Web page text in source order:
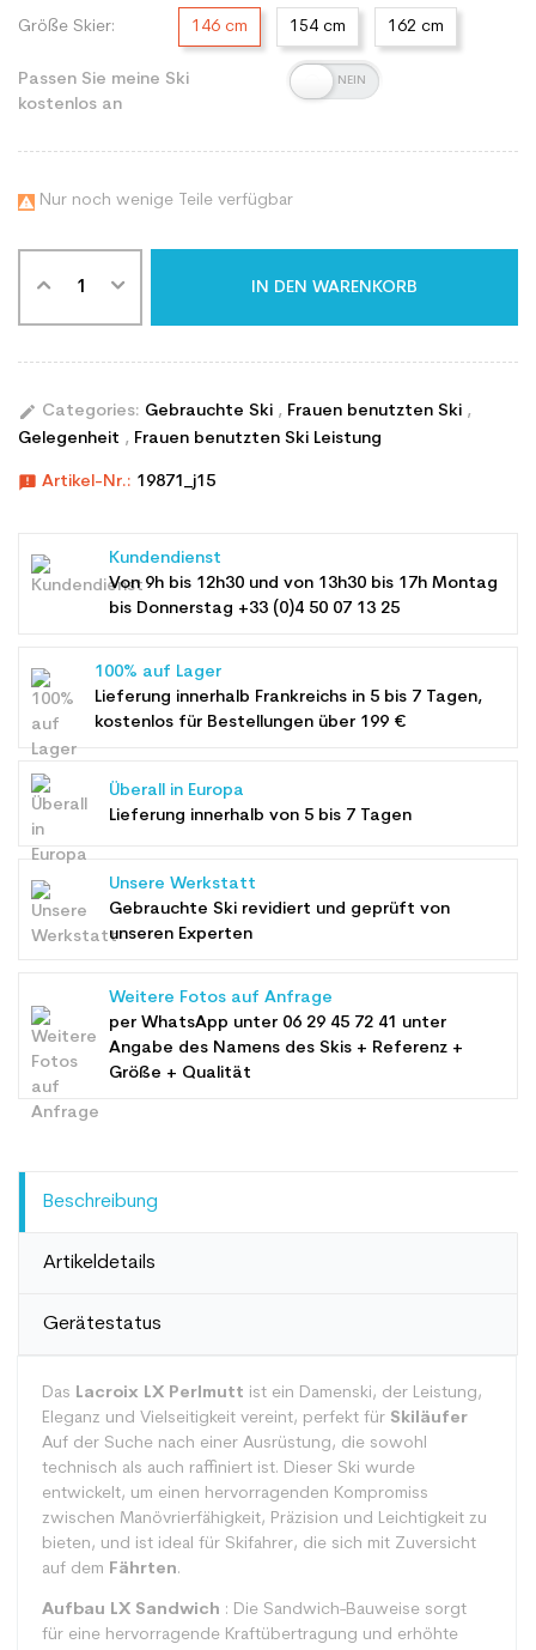
Größe Skier: 146 cm 154 cm 162 cm
Passen Sie meine Ski
kostenlos an
 Nur noch wenige Teile verfügbar
IN DEN WARENKORB
edit Categories: Gebrauchte Ski , Frauen benutzten Ski ,
Gelegenheit , Frauen benutzten Ski Leistung
announcement Artikel-Nr.: 19871_j15
Kundendienst
Von 9h bis 12h30 und von 13h30 bis 17h Montag
bis Donnerstag +33 (0)4 50 07 13 25
100% auf Lager
Lieferung innerhalb Frankreichs in 5 bis 7 Tagen,
kostenlos für Bestellungen über 199 €
Überall in Europa
Lieferung innerhalb von 5 bis 7 Tagen
Unsere Werkstatt
Gebrauchte Ski revidiert und geprüft von
unseren Experten
Weitere Fotos auf Anfrage
per WhatsApp unter 06 29 45 72 41 unter
Angabe des Namens des Skis + Referenz +
Größe + Qualität
Beschreibung
Artikeldetails
Gerätestatus
Das Lacroix LX Perlmutt ist ein Damenski, der Leistung,
Eleganz und Vielseitigkeit vereint, perfekt für Skiläufer
Auf der Suche nach einer Ausrüstung, die sowohl
technisch als auch raffiniert ist. Dieser Ski wurde
entwickelt, um einen hervorragenden Kompromiss
zwischen Manövrierfähigkeit, Präzision und Leichtigkeit zu
bieten, und ist ideal für Skifahrer, die sich mit Zuversicht
auf dem Fährten.
Aufbau LX Sandwich : Die Sandwich-Bauweise sorgt
für eine hervorragende Kraftübertragung und erhöhte